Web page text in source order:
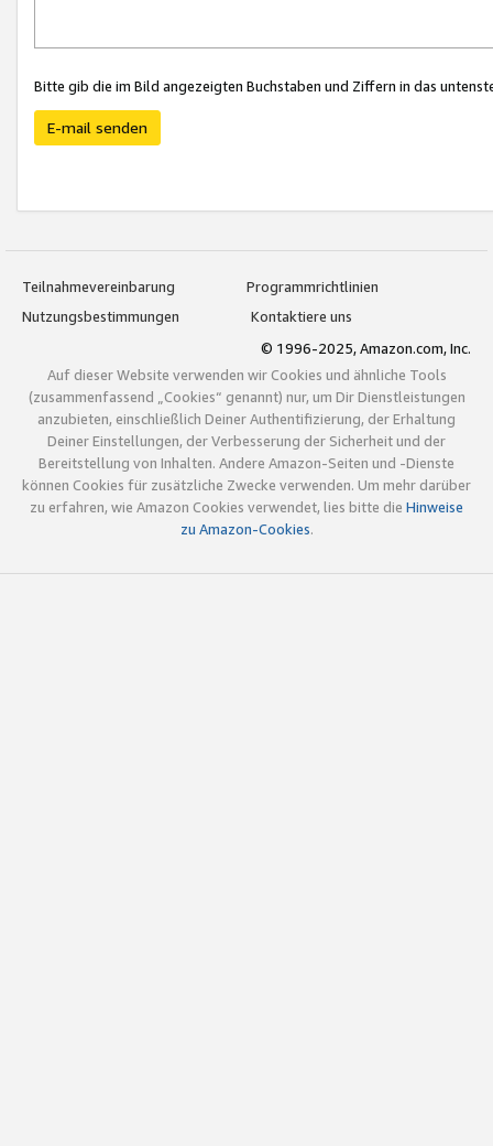
Bitte gib die im Bild angezeigten Buchstaben und Ziffern in das
E-mail senden
Teilnahmevereinbarung
Programmrichtlinien
Nutzungsbestimmungen
Kontaktiere uns
© 1996-2025, Amazon.com, Inc.
Auf dieser Website verwenden wir Cookies und ähnliche Tools
(zusammenfassend „Cookies“ genannt) nur, um Dir Dienstleistungen
anzubieten, einschließlich Deiner Authentifizierung, der Erhaltung
Deiner Einstellungen, der Verbesserung der Sicherheit und der
Bereitstellung von Inhalten. Andere Amazon-Seiten und -Dienste
können Cookies für zusätzliche Zwecke verwenden. Um mehr darüber
zu erfahren, wie Amazon Cookies verwendet, lies bitte die Hinweise
zu Amazon-Cookies.